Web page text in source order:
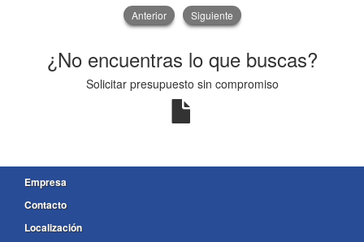
Anterior Siguiente
¿No encuentras lo que buscas?
Solicitar presupuesto sin compromiso
Empresa
Contacto
Localización